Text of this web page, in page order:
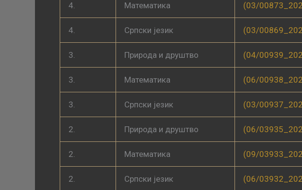
4. Математика (03/
4. Српски језик (03/
3. Природа и друштво (04/
3. Математика (06/
3. Српски језик (03/
2. Природа и друштво (06/
2. Математика (09/
2. Српски језик (06/